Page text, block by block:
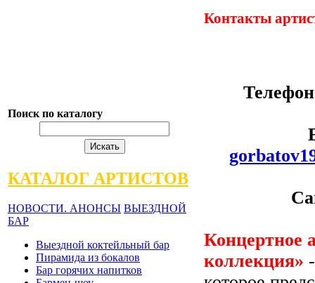
Поиск по каталогу
КАТАЛОГ АРТИСТОВ
НОВОСТИ. АНОНСЫ ВЫЕЗДНОЙ
БАР
Выездной коктейльный бар
Пирамида из бокалов
Бар горячих напитков
Контакты
Концертное
коллекция»